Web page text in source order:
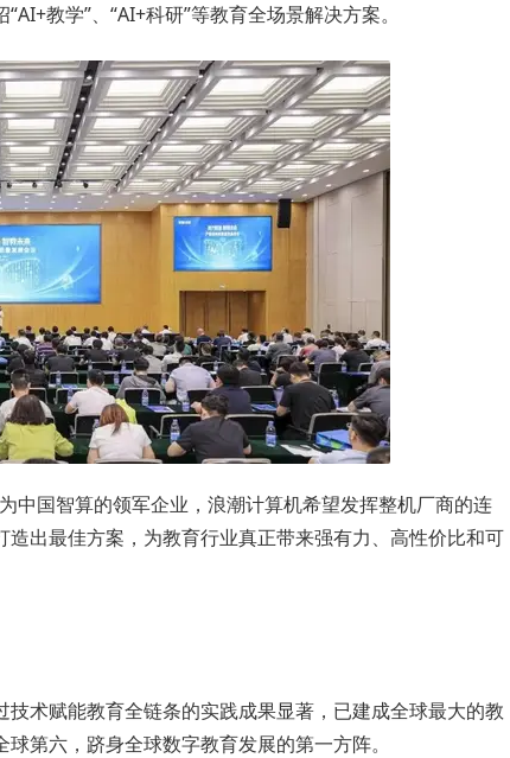
教学”、“AI+科研”等教育全场景解决方案。
中国智算的领军企业，浪潮计算机希望发挥整机厂商的连
出最佳方案，为教育行业真正带来强有力、高性价比和可
技术赋能教育全链条的实践成果显著，已建成全球最大的教
第六，跻身全球数字教育发展的第一方阵。